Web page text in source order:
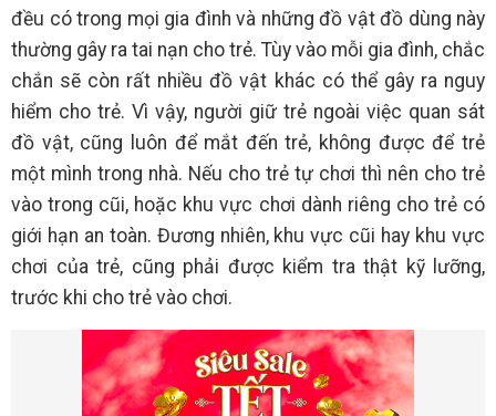
đều có trong mọi gia đình và những đồ vật đồ dùng này
thường gây ra tai nạn cho trẻ. Tùy vào mỗi gia đình, chắc
chắn sẽ còn rất nhiều đồ vật khác có thể gây ra nguy
hiểm cho trẻ. Vì vậy, người giữ trẻ ngoài việc quan sát
đồ vật, cũng luôn để mắt đến trẻ, không được để trẻ
một mình trong nhà. Nếu cho trẻ tự chơi thì nên cho trẻ
vào trong cũi, hoặc khu vực chơi dành riêng cho trẻ có
giới hạn an toàn. Đương nhiên, khu vực cũi hay khu vực
chơi của trẻ, cũng phải được kiểm tra thật kỹ lưỡng,
trước khi cho trẻ vào chơi.